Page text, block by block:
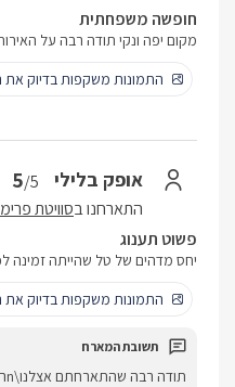
חופשה משפחתית
מקום יפה ונקי תודה רבה על
התמונות משקפות בדיוק
אופק בלילי 5/5
התארחנו בסוויטת
פשוט תענוג
יחס מדהים של טל שהייתה זמינה
התמונות משקפות בדיוק
תודה רבה שהתארחתם אצלנו\nהיה נפלא לתת לכם שרות